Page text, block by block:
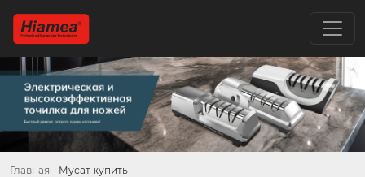
Главная - Мусат купить